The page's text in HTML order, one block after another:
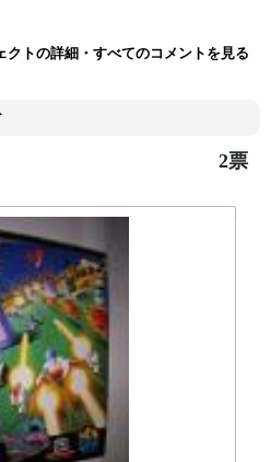
クトの詳細・すべてのコメントを見る
2票